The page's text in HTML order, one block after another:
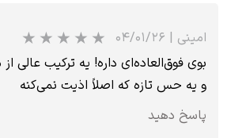
امینی | ۰۴/۰۱/۲۶
بوی فوق‌العاده‌ای داره! یه ترکیب عالی
و یه حس تازه که اصلاً اذیت نمی‌کنه
پاسخ دهید